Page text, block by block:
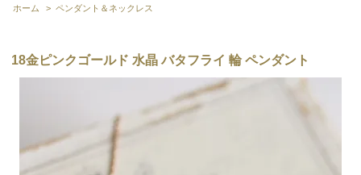
ホーム > ペンダント＆ネックレス
18金ピンクゴールド 水晶 バタフライ 輪 ペンダント